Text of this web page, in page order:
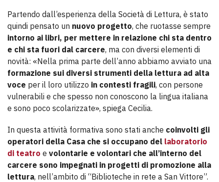
Partendo dall’esperienza della Società di Lettura, è stato
quindi pensato un nuovo progetto, che ruotasse sempre
intorno ai libri, per mettere in relazione chi sta dentro
e chi sta fuori dal carcere, ma con diversi elementi di
novità: «Nella prima parte dell’anno abbiamo avviato una
formazione sui diversi strumenti della lettura ad alta
voce per il loro utilizzo in contesti fragili, con persone
vulnerabili e che spesso non conoscono la lingua italiana
e sono poco scolarizzate», spiega Cecilia.
In questa attività formativa sono stati anche coinvolti gli
operatori della Casa che si occupano del laboratorio
di teatro e volontarie e volontari che all’interno del
carcere sono impegnati in progetti di promozione alla
lettura, nell’ambito di “Biblioteche in rete a San Vittore”.